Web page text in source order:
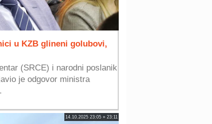
u KZB glineni golubovi,
(SRCE) i narodni poslanik
je odgovor ministra
14.10.2025 23:05 » 23:11